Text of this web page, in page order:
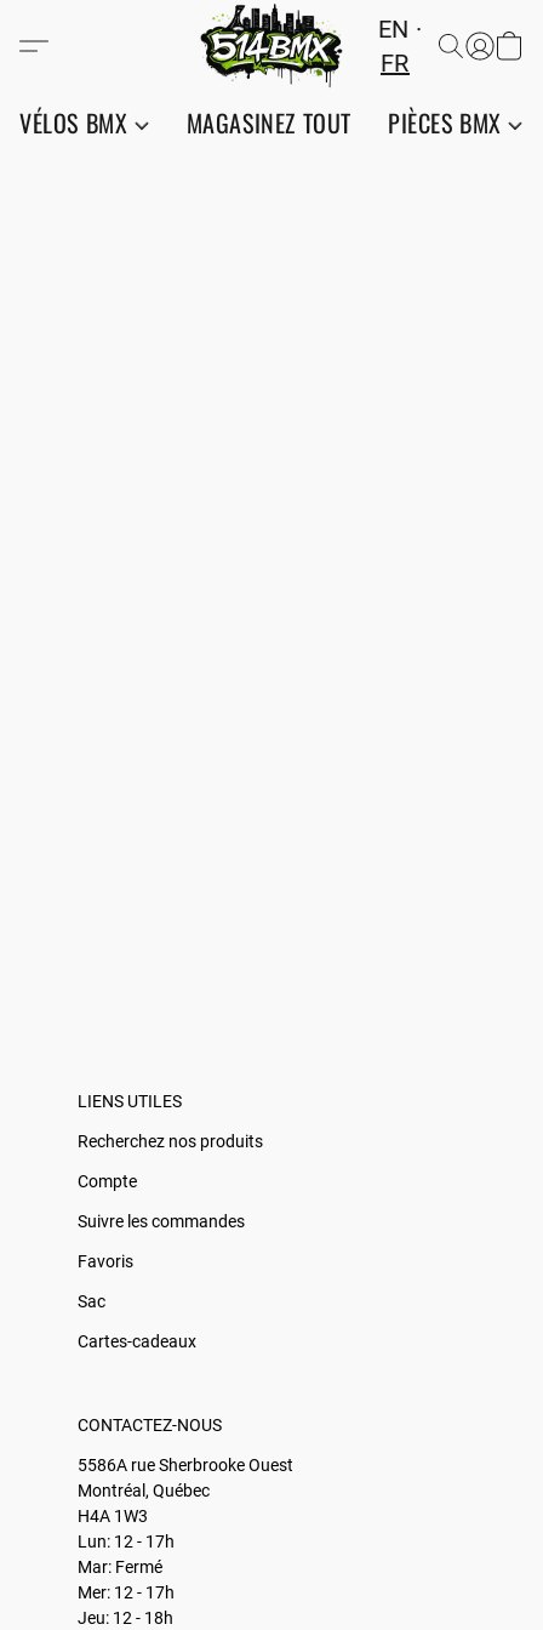
EN
FR
VÉLOS BMX MAGASINEZ TOUT PIÈCES BMX
LIENS UTILES
Recherchez nos produits
Compte
Suivre les commandes
Favoris
Sac
Cartes-cadeaux
CONTACTEZ-NOUS
5586A rue Sherbrooke Ouest
Montréal, Québec
H4A 1W3
Lun: 12 - 17h
Mar: Fermé
Mer: 12 - 17h
Jeu: 12 - 18h